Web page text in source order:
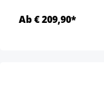
Ab € 209,90*